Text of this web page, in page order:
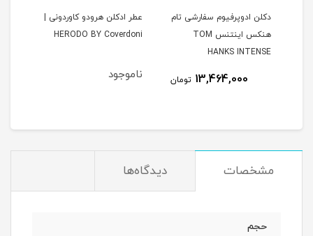
دکلن ادوپرفیوم سفارشی تام
هنکس اینتنس TOM
HANKS INTENSE
13,464,000 تومان
عطر ادکلن هرودو کاوردونی |
HERODO BY Coverdoni
ناموجود
مشخصات دیدگاه‌ها
حجم